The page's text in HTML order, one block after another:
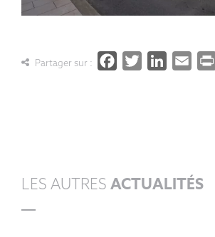
Partager sur : Twitter
LES AUTRES ACTUALITÉS